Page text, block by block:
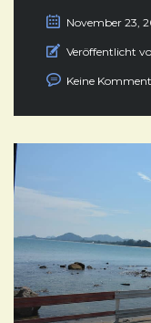
November 23,
Veröffentlicht
Keine